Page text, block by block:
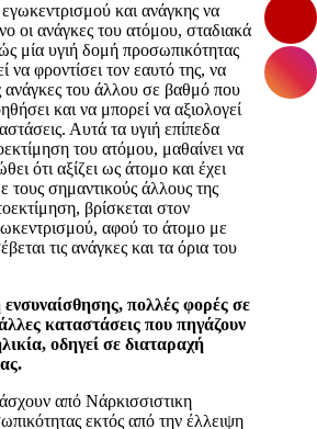
και ανάγκης να
οι ανάγκες του ατόμου, σταδιακά
μία υγιή δομή προσωπικότητας
να φροντίσει τον εαυτό της, να
ανάγκες του άλλου σε βαθμό που
και να μπορεί να αξιολογεί
Αυτά τα υγιή επίπεδα
του ατόμου, μαθαίνει να
ότι αξίζει ως άτομο και έχει
τους σημαντικούς άλλους της
βρίσκεται στον
αφού το άτομο με
τις ανάγκες και τα όρια του
ενσυναίσθησης, πολλές φορές σε
καταστάσεις που πηγάζουν
οδηγεί σε διαταραχή
από Νάρκισσιστικη
εκτός από την έλλειψη